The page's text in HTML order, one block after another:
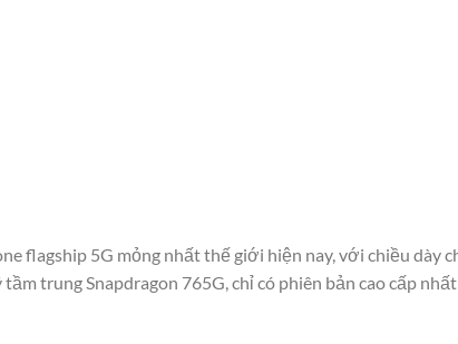
flagship 5G mỏng nhất thế giới hiện nay, với chiều dày
trung Snapdragon 765G, chỉ có phiên bản cao cấp